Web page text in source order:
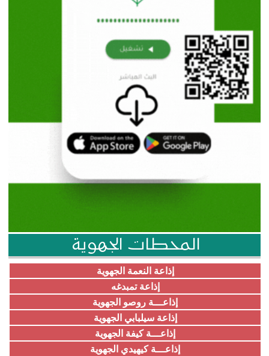
المحطات الجهوية
إذاعة النعمة الجهوية
إذاعة تمبدغه
إذاعـــة روصو الجهوية
إذاعة سيلبابي الجهوية
إذاعـــة كيفة الجهوية
إذاعـــة كيهيدي الجهوية